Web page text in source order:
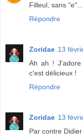
Filleul, sans "e"...
Répondre
Zoridae 13
Ah ah ! J'adore
c'est délicieux !
Répondre
Zoridae 13
Par contre